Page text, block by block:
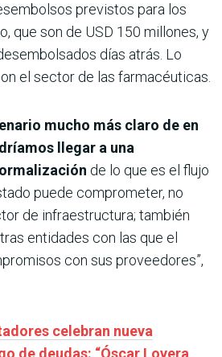
previstos para los
que son de USD 150 millones, y
días atrás. Lo
el sector de las farmacéuticas.
mucho más claro de en
llegar a una
de lo que es el flujo
puede comprometer, no
de infraestructura; también
entidades con las que el
con sus proveedores”,
celebran nueva
de deudas: “Óscar Lovera